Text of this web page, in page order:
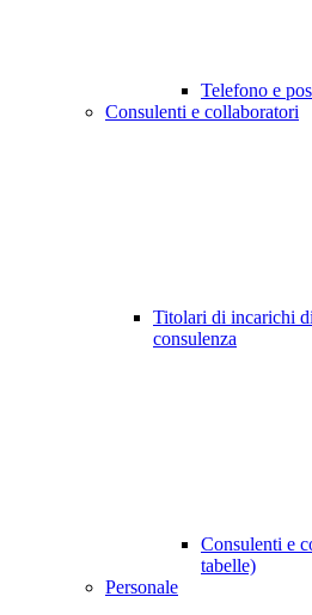
Telefono e
Consulenti e collaboratori
Titolari di incarichi
consulenza
Consulenti e
tabelle)
Personale